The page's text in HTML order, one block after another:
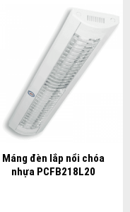
Máng đèn lắp nổi chóa
nhựa PCFB218L20